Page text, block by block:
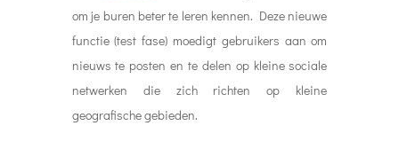
om je buren beter te leren kennen. Deze nieuwe
functie (test fase) moedigt gebruikers aan om
nieuws te posten en te delen op kleine sociale
netwerken die zich richten op kleine
geografische gebieden.